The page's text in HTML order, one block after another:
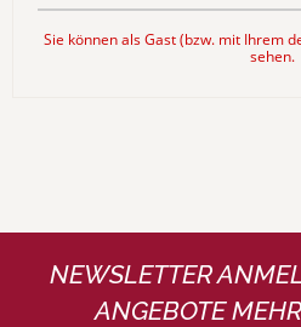
Sie können als Gast (bzw. mit Ihrem
sehen.
NEWSLETTER
ANGEBOTE